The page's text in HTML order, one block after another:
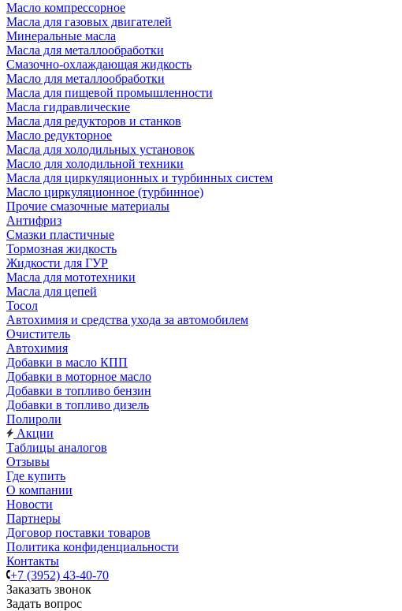
Масло компрессорное
Масла для газовых двигателей
Минеральные масла
Масла для металлообработки
Смазочно-охлаждающая жидкость
Масло для металлообработки
Масла для пищевой промышленности
Масла гидравлические
Масла для редукторов и станков
Масло редукторное
Масла для холодильных установок
Масло для холодильной техники
Масла для циркуляционных и турбинных систем
Масло циркуляционное (турбинное)
Прочие смазочные материалы
Антифриз
Смазки пластичные
Тормозная жидкость
Жидкости для ГУР
Масла для мототехники
Масла для цепей
Тосол
Автохимия и средства ухода за автомобилем
Очиститель
Автохимия
Добавки в масло КПП
Добавки в моторное масло
Добавки в топливо бензин
Добавки в топливо дизель
Полироли
Акции
Таблицы аналогов
Отзывы
Где купить
О компании
Новости
Партнеры
Договор поставки товаров
Политика конфиденциальности
Контакты
+7 (3952) 43-40-70
Заказать звонок
Задать вопрос